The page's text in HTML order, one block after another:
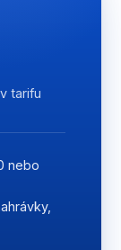
tarifu
nebo